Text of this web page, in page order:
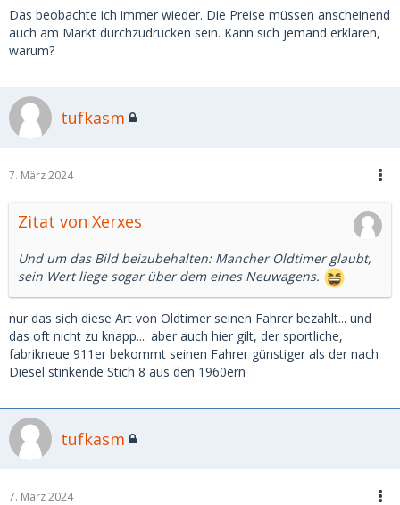
Das beobachte ich immer wieder. Die Preise müssen anscheinend
auch am Markt durchzudrücken sein. Kann sich jemand erklären,
warum?
tufkasm
7. März 2024
Zitat von Xerxes
Und um das Bild beizubehalten: Mancher Oldtimer glaubt,
sein Wert liege sogar über dem eines Neuwagens.
nur das sich diese Art von Oldtimer seinen Fahrer bezahlt... und
das oft nicht zu knapp.... aber auch hier gilt, der sportliche,
fabrikneue 911er bekommt seinen Fahrer günstiger als der nach
Diesel stinkende Stich 8 aus den 1960ern
tufkasm
7. März 2024